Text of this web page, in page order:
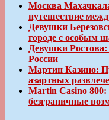
Москва
путешествие
Девушки
городе с особым
Девушки
России
Мартин Казино:
азартных
Martin Casino
безграничные